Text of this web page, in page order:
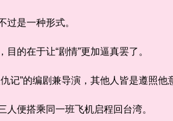
是一种形式。
的在于让“剧情”更加逼真罢了。
”的编剧兼导演，其他人皆是遵照他
便搭乘同一班飞机启程回台湾。